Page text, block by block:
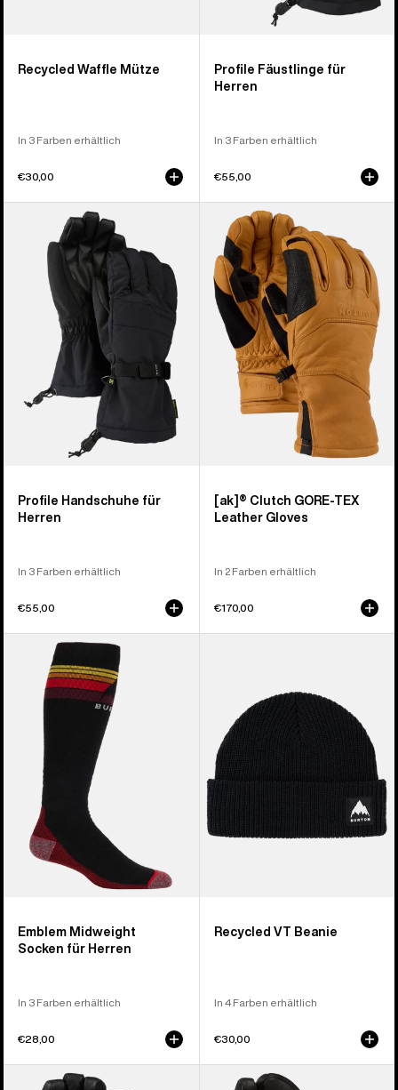
Recycled Waffle Mütze
In 3 Farben erhältlich
€30,00
Profile Fäustlinge für
Herren
In 3 Farben erhältlich
€55,00
Handschuh
Profile Handschuhe für
Herren
In 3 Farben erhältlich
€55,00
[ak]®
Clutch
GORE-
TEX
Lederhandschuhe
[ak]® Clutch GORE-TEX
Leather Gloves
In 2 Farben erhältlich
€170,00
Emblem
Midweight
Socken
Herren
Emblem Midweight
Socken für Herren
In 3 Farben erhältlich
€28,00
Recycled VT Beanie
In 4 Farben erhältlich
€30,00
Burton